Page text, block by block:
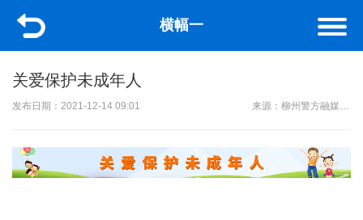
横幅一
关爱保护未成年人
发布日期：2021-12-14 09:01 来源：柳州警方融媒体中心